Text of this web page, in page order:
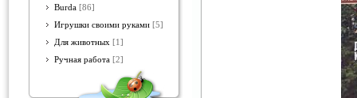
Burda [86]
Игрушки своими руками [5]
Для животных [1]
Ручная работа [2]